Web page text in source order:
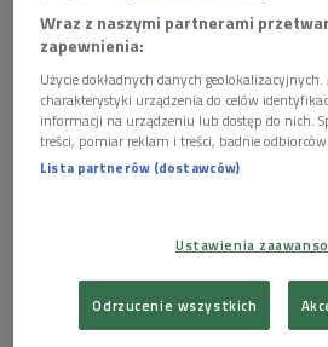
Wraz z naszymi partnerami
zapewnienia:
Użycie dokładnych danych
charakterystyki urządzenia do celów
informacji na urządzeniu lub dostęp do nich.
treści, pomiar reklam i treści, badnie odbiorców
Lista partnerów (dostawców)
Ustawienia
Odrzucenie wszystkich